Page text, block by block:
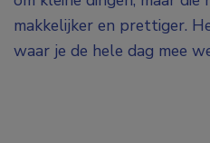
makkelijker en prettiger.
waar je de hele dag mee